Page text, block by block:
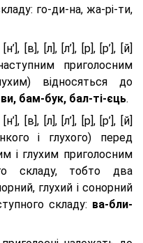
го-ди-на, жа-рі-ти,
[в], [л], [л’], [р], [р’], [й]
приголосним
відносяться до
бам-бук, бал-ті-єць.
[в], [л], [л’], [р], [р’], [й]
і глухого) перед
і глухим приголосним
складу, тобто два
глухий і сонорний
складу: ва-бли-